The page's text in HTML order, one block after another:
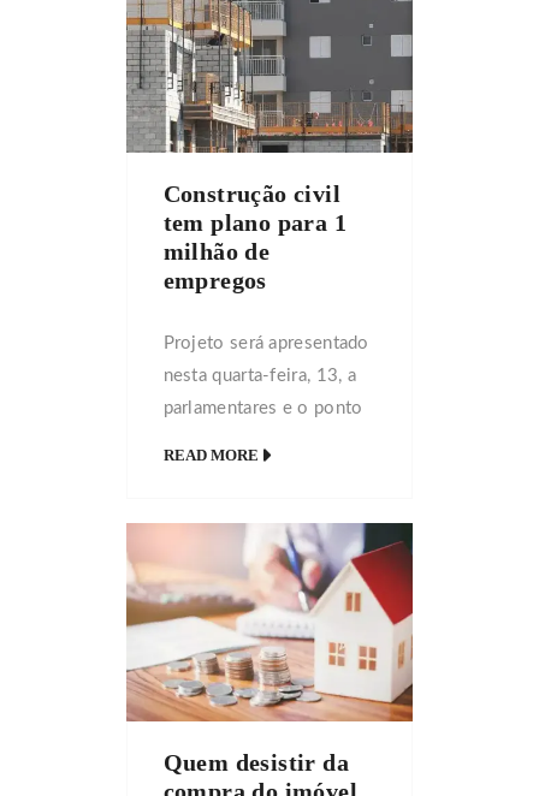
arquitetura e design. Já
foi-se o tempo em que se
pensava que as casas do
futuro deveriam ser high
[…]
Construção civil
tem plano para 1
milhão de
empregos
Projeto será apresentado
nesta quarta-feira, 13, a
parlamentares e o ponto
governo Atingido em
cheio pelas investigações
da Lava Jato e pela
recessão econômica, o
setor de construção civil
quer virar o jogo e
do crescimento do País. A
READ MORE
Quem desistir da